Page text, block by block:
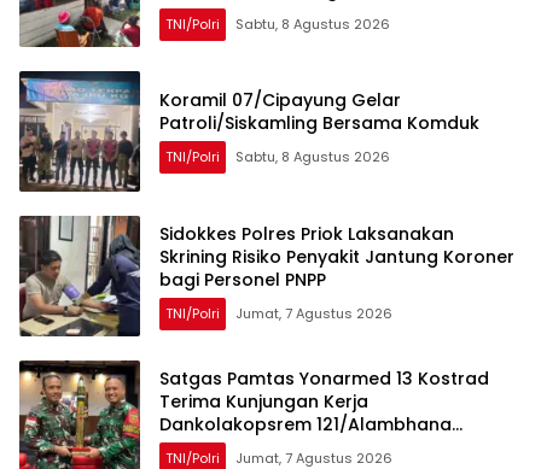
Aturan di Kampung Sesor
TNI/Polri Sabtu, 8 Agustus 2026
Koramil 07/Cipayung Gelar
Patroli/Siskamling Bersama Komduk
TNI/Polri Sabtu, 8 Agustus 2026
Sidokkes Polres Priok Laksanakan
Skrining Risiko Penyakit Jantung Koroner
bagi Personel PNPP
TNI/Polri Jumat, 7 Agustus 2026
Satgas Pamtas Yonarmed 13 Kostrad
Terima Kunjungan Kerja
Dankolakopsrem 121/Alambhana
Wanawwai
TNI/Polri Jumat, 7 Agustus 2026